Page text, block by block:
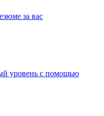
за вас
уровень с помощью